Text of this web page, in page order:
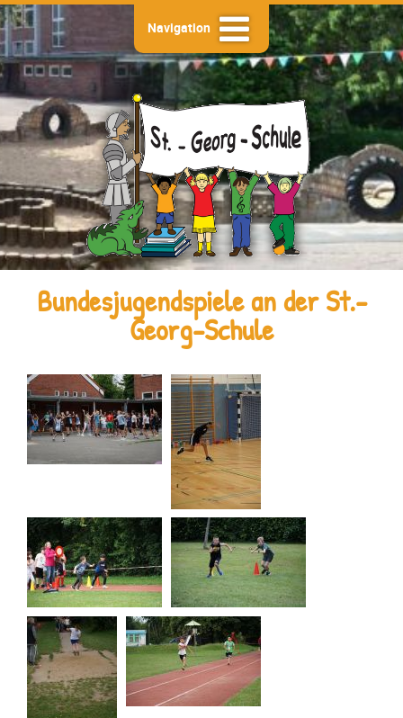
Navigation
Bundesjugendspiele an der St.-
Georg-Schule